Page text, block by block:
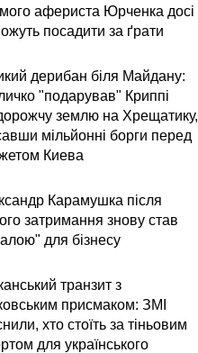
афериста Юрченка досі
посадити за ґрати
дерибан біля Майдану:
"подарував" Криппі
землю на Хрещатику,
мільйонні борги перед
Киева
Карамушка після
затримання знову став
для бізнесу
транзит з
присмаком: ЗМІ
хто стоїть за тіньовим
для українського